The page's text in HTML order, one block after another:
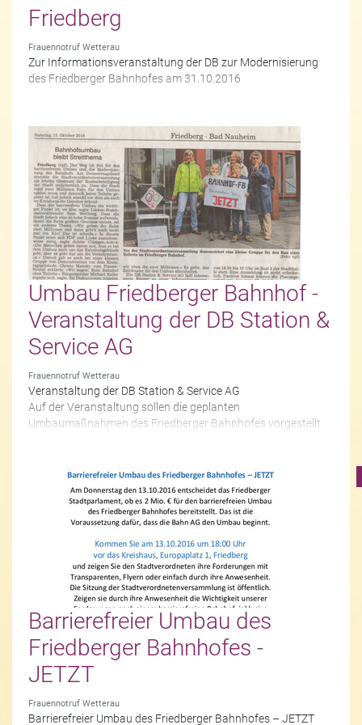
Friedberg
Frauennotruf Wetterau
Zur Informationsveranstaltung der DB zur Modernisierung
des Friedberger Bahnhofes am 31.10.2016
Umbau Friedberger Bahnhof -
Veranstaltung der DB Station &
Service AG
Frauennotruf Wetterau
Veranstaltung der DB Station & Service AG
Auf der Veranstaltung sollen die geplanten
Umbaumaßnahmen des Friedberger Bahnhofes vorgestellt
Friedberg. Zuvor sind die Planungsunterlagen bis zum 28.10.
im ersten Obergeschoss des Rathauses vor Raum 111
ausgelegt.
Es wäre wichtig, dass vor allem diejenigen, die Wissen und
Erfahrungen zum Thema Barrieren und Barrierefreiheit
haben, sich die Unterlagen anschauen und auch zur
Veranstaltung kommen!!!! Hier gibt es evtl. die Möglichkeit,
dass geplante bauliche Maßnahmen noch veränderbar sind.
Barrierefreier Umbau des
Friedberger Bahnhofes -
JETZT
Frauennotruf Wetterau
Barrierefreier Umbau des Friedberger Bahnhofes – JETZT